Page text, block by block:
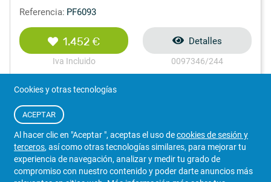
Referencia: PF6093
1.452 €
Iva Incluido
Detalles
0097346/244
676 773 525 WhatsApp
Cookies y otras tecnologías
ACEPTAR
Al hacer clic en "Aceptar ", aceptas el uso decookies de sesión y
terceros, así como otras tecnologías similares, para mejorar tu
experiencia de navegación, analizar y medir tu grado de
compromiso con nuestro contenido y poder darte anuncios más